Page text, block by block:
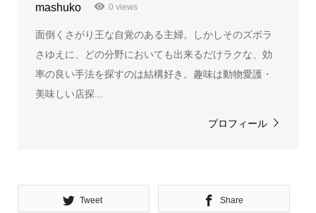
mashuko 0 views
面倒くさがり王な自覚のある主婦。しかしそのズボラ
さゆえに、どの分野においても出来るだけラクな、効
率の良い手法を探すのは結構好き。趣味は動物愛護・
美味しい店探...
プロフィール
Tweet Share